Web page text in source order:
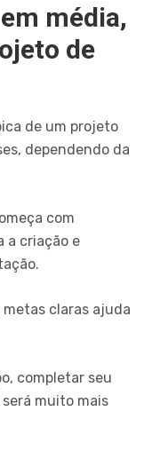
média,
de
de um projeto
dependendo da
com
a criação e
claras ajuda
completar seu
muito mais